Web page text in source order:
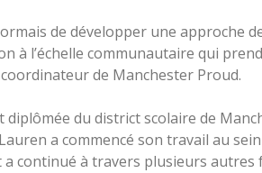
de développer une approche
à l’échelle communautaire qui
de Manchester Proud.
du district scolaire de
a commencé son travail au
a continué à travers plusieurs